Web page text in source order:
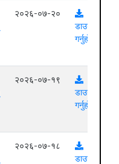
२०२६-०७-२०
डाउनलोड
गर्नुहोस्
२०२६-०७-१९
डाउनलोड
गर्नुहोस्
२०२६-०७-१८
डाउनलोड